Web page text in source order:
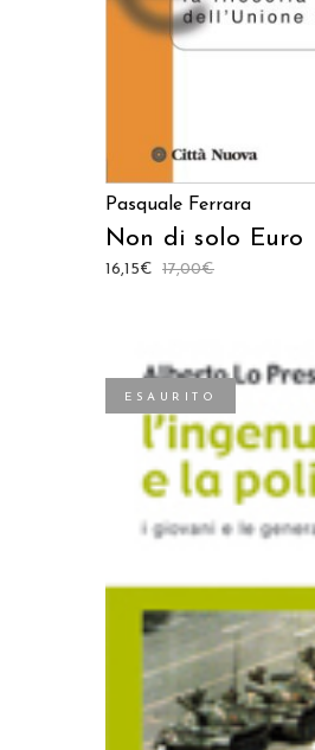
Pasquale Ferrara
Non di solo Euro
17,00€
16,15€
ESAURITO
LEGGI TUTTO